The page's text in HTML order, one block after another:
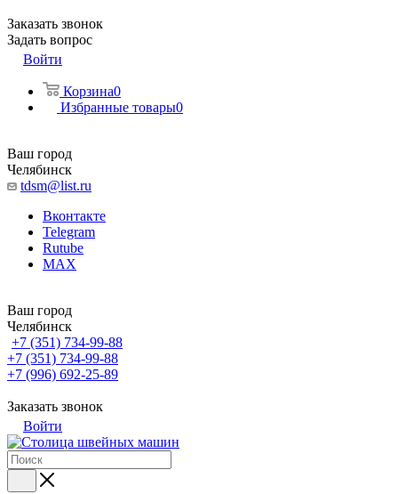
Заказать звонок
Задать вопрос
Войти
Корзина0
Избранные товары0
Ваш город
Челябинск
tdsm@list.ru
Вконтакте
Telegram
Rutube
MAX
Ваш город
Челябинск
+7 (351) 734-99-88
+7 (351) 734-99-88
+7 (996) 692-25-89
Заказать звонок
Войти